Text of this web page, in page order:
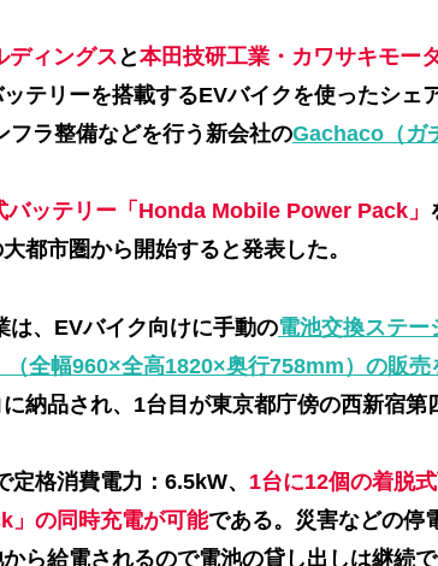
ディングスと本田技研工業・カワサキモー
テリーを搭載するEVバイクを使ったシェ
フラ整備などを行う新会社のGachaco（ガ
バッテリー「 Honda Mobile Power Pack 」
都市圏から開始すると発表した。
、EVバイク向けに手動の電池交換ステ
全幅960×全高1820×奥行758mm）の販売
納品され、1台目が東京都庁傍の西新宿第
格消費電力：6.5kW、 1台に12個の着脱
」の同時充電が可能である。災害などの停
ら給電されるので電池の貸し出しは継続